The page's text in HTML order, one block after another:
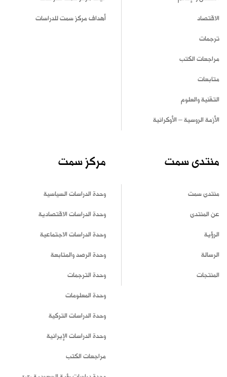
الاقتصاد
ترجمات
مراجعات الكتب
متابعات
التقنية والعلوم
الأزمة الروسية – الأوكرانية
أهداف مركز سمت للدراسات
منتدى سمت
منتدى سمت
عن المنتدى
الرؤية
الرسالة
المنتجات
مركز سمت
وحدة الدراسات السياسية
وحدة الدراسات الاقتصادية
وحدة الدراسات الاجتماعية
وحدة الرصد والمتابعة
وحدة الترجمات
وحدة المعلومات
وحدة الدراسات التركية
وحدة الدراسات الإيرانية
مراجعات الكتب